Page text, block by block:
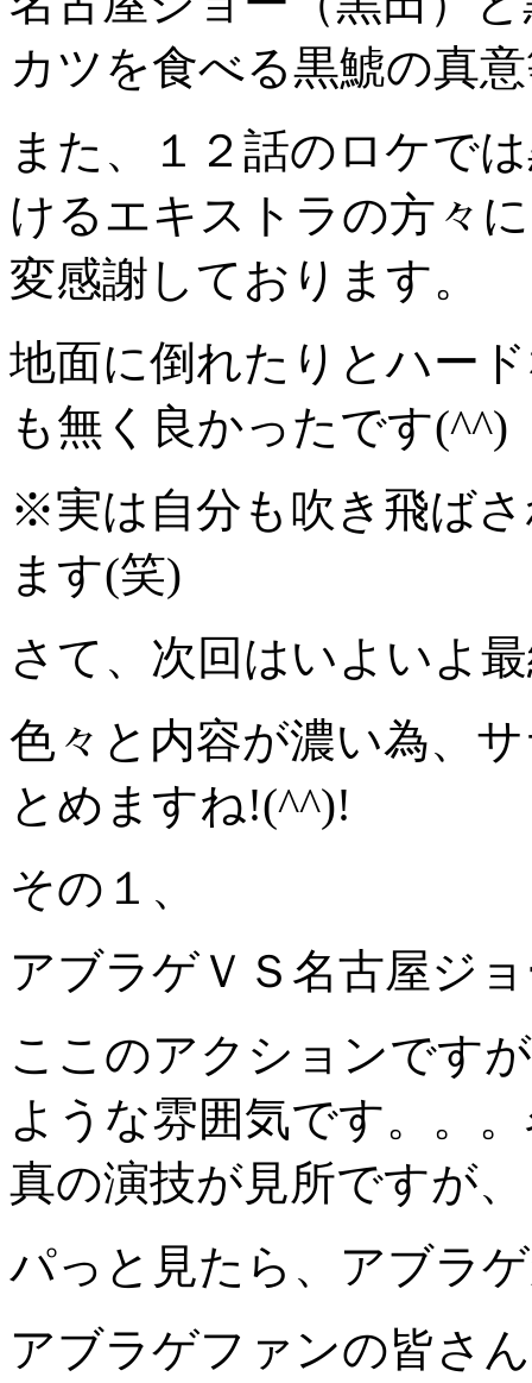
カツを食べる黒鯱の真
また、１２話のロケで
けるエキストラの方々
変感謝しております。
地面に倒れたりとハー
も無く良かったです(^^)
※実は自分も吹き飛ば
ます(笑)
さて、次回はいよいよ
色々と内容が濃い為、
とめますね!(^^)!
その１、
アブラゲＶＳ名古屋ジ
ここのアクションです
ような雰囲気です。。
真の演技が見所ですが、
パっと見たら、アブラ
アブラゲファンの皆さ